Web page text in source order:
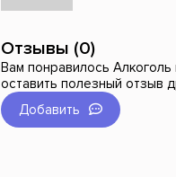
Отзывы (0)
Вам понравилось Алкоголь
оставить полезный отзыв
Добавить